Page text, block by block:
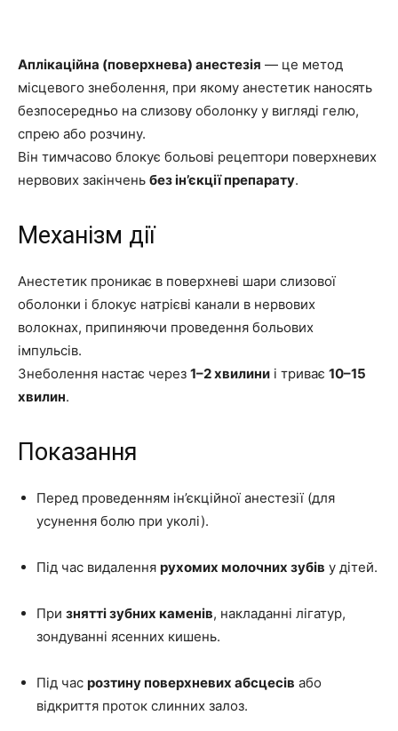
Аплікаційна (поверхнева) анестезія — це метод
місцевого знеболення, при якому анестетик наносять
безпосередньо на слизову оболонку у вигляді гелю,
спрею або розчину.
Він тимчасово блокує больові рецептори поверхневих
нервових закінчень без ін’єкції препарату.
Механізм дії
Анестетик проникає в поверхневі шари слизової
оболонки і блокує натрієві канали в нервових
волокнах, припиняючи проведення больових
імпульсів.
Знеболення настає через 1–2 хвилини і триває 10–15
хвилин.
Показання
Перед проведенням ін’єкційної анестезії (для
усунення болю при уколі).
Під час видалення рухомих молочних зубів у дітей.
При знятті зубних каменів, накладанні лігатур,
зондуванні ясенних кишень.
Під час розтину поверхневих абсцесів або
відкриття проток слинних залоз.